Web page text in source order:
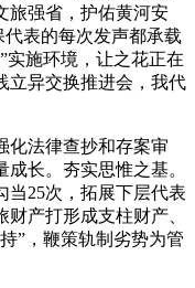
旅强省，护佑黄河安
代表的每次发声都承载
实施环境，让之花正在
立异交换推进会，我代
法律查抄和存案审
长。夯实思惟之基。
当25次，拓展下层代表
产打形成支柱财产、
”，鞭策轨制劣势为管